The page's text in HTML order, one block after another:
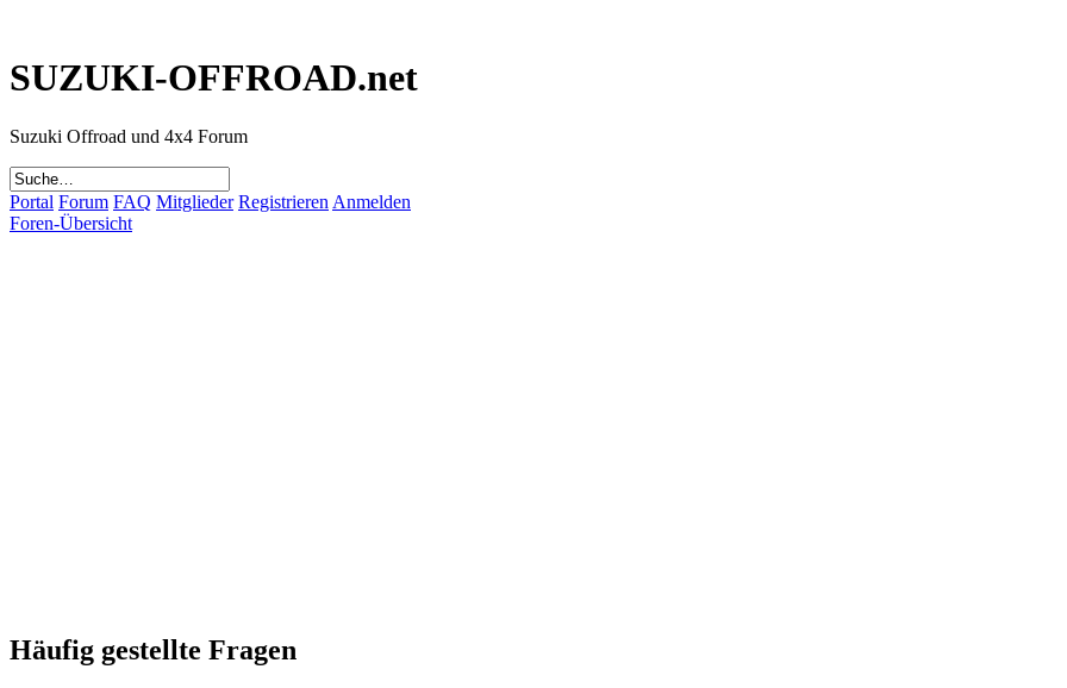
SUZUKI-OFFROAD.net
Suzuki Offroad und 4x4 Forum
Portal Forum FAQ Mitglieder Registrieren Anmelden
Foren-Übersicht
Häufig gestellte Fragen